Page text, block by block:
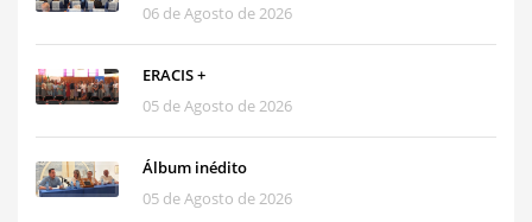
06 de Agosto de 2026
ERACIS +
05 de Agosto de 2026
Álbum inédito
05 de Agosto de 2026